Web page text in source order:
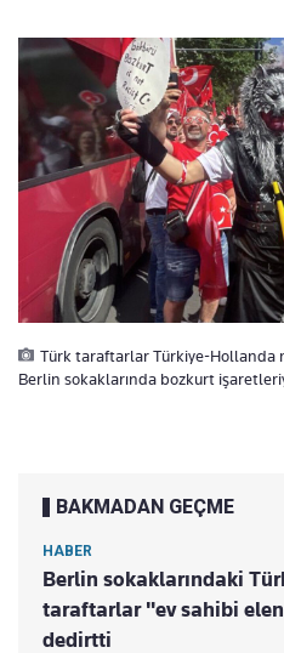
Türk taraftarlar Türkiye-Hollanda
Berlin sokaklarında bozkurt
BAKMADAN GEÇME
HABER
Berlin sokaklarındaki
taraftarlar "ev sahibi
dedirtti